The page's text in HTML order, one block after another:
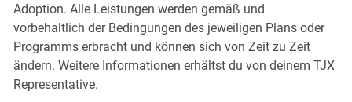
Adoption. Alle Leistungen werden gemäß und
vorbehaltlich der Bedingungen des jeweiligen Plans oder
Programms erbracht und können sich von Zeit zu Zeit
ändern. Weitere Informationen erhältst du von deinem TJX
Representative.